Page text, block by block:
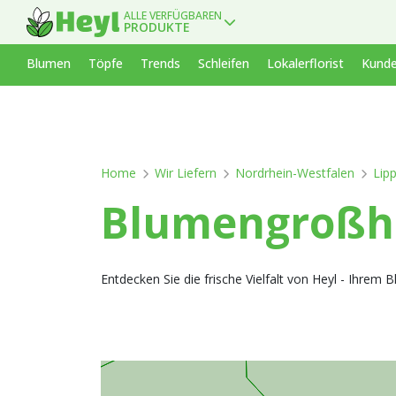
ALLE VERFÜGBAREN
PRODUKTE
Blumen Töpfe Trends Schleifen Lokalerflorist
Home Wir Liefern Nordrhein-Westfalen
Entdecken Sie die frische Vielfalt von Heyl - Ihrem